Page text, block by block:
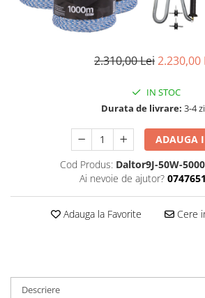
Gard Electric pentru Bovine, Oi,
Pachete cu Impulsator + Panou +
Accesorii gard Electric
Alimentator Gard Electric
Cabluri Auxiliare
Poartă Gard Electric
2.310,00 Lei2.230,00
IN STOC
Durata de livrare: 3-4
ADAUGA
Cod Produs: Daltor9J-50W-
Ai nevoie de ajutor?
Adauga la Favorite Cere
Descriere